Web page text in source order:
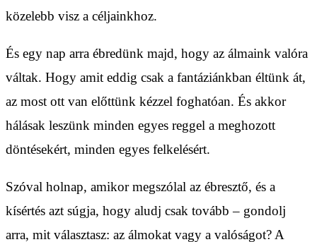
közelebb visz a céljainkhoz.
És egy nap arra ébredünk majd, hogy az álmaink valóra
váltak. Hogy amit eddig csak a fantáziánkban éltünk át,
az most ott van előttünk kézzel foghatóan. És akkor
hálásak leszünk minden egyes reggel a meghozott
döntésekért, minden egyes felkelésért.
Szóval holnap, amikor megszólal az ébresztő, és a
kísértés azt súgja, hogy aludj csak tovább – gondolj
arra, mit választasz: az álmokat vagy a valóságot? A